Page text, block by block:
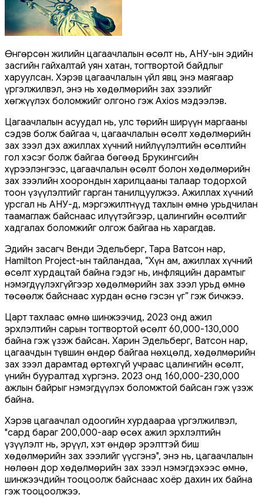
Өнгөрсөн жилийн цагаачлалын өсөлт нь, АНУ-ын эдийн
засгийн гайхалтай уян хатан, тогтвортой байдлыг
харуулсан. Хэрэв цагаачлалын үйл явц энэ маягаар
үргэлжилвэл, энэ нь хөдөлмөрийн зах зээлийг
хөгжүүлэх боломжийг олгоно гэж Axios мэдээлэв.
Цагаачлалын асуудал нь, улс төрийн ширүүн маргааны
сэдэв болж байгаа ч, цагаачлалын өсөлт хөдөлмөрийн
зах зээл дэх ажиллах хүчний нийлүүлэлтийн өсөлтийн
гол хэсэг болж байгаа бөгөөд Брукингсийн
хүрээлэнгээс, цагаачлалын өсөлт болон хөдөлмөрийн
зах зээлийн хоорондын харилцааны талаар тодорхой
тоон үзүүлэлтийг гарган танилцуулжээ. Ажиллах хүчний
урсгал нь АНУ-д, мэргэжилтнүүд тахлын өмнө урьдчилан
таамаглаж байснаас илүүтэйгээр, цалингийн өсөлтийг
хадгалах боломжийг олгож байгаа нь харагдав.
Эдийн засагч Венди Эдельберг, Тара Ватсон нар,
Hamilton Project-ын тайландаа, “Хүн ам, ажиллах хүчний
өсөлт хурдацтай байна гэдэг нь, инфляцийн дарамтыг
нэмэгдүүлэхгүйгээр хөдөлмөрийн зах зээл урьд өмнө
төсөөлж байснаас хурдан өснө гэсэн үг” гэж бичжээ.
Царт тахлаас өмнө шинжээчид, 2023 онд ажил
эрхлэлтийн сарын тогтвортой өсөлт 60,000-130,000
байна гэж үзэж байсан. Харин Эдельберг, Ватсон нар,
цагаачдын түвшин өндөр байгаа нөхцөлд, хөдөлмөрийн
зах зээл дарамтад өртөхгүй учраас цалингийн өсөлт,
үнийн бууралтад хүргэнэ. 2023 онд 160,000-230,000
ажлын байрыг нэмэгдүүлэх боломжтой байсан гэж үзэж
байна.
Хэрэв цагаачлал одоогийн хурдаараа үргэлжилвэл,
"сард бараг 200,000-аар өсөх ажил эрхлэлтийн
үзүүлэлт нь, эрүүл, хэт өндөр эрэлттэй биш
хөдөлмөрийн зах зээлийг үүсгэнэ", энэ нь, цагаачлалын
нөлөөн дор хөдөлмөрийн зах зээл нэмэгдэхээс өмнө,
шинжээчдийн тооцоолж байснаас хоёр дахин их байна
гэж тооцоолжээ.